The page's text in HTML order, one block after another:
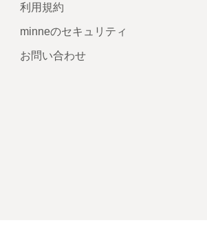
利用規約
minneのセキュリティ
お問い合わせ